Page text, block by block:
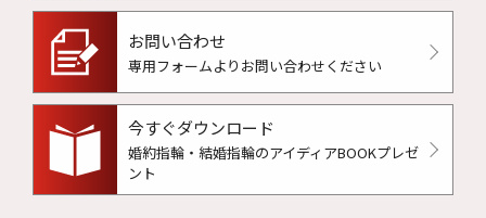
お問い合わせ
専用フォームよりお問い合わせください
今すぐダウンロード
婚約指輪・結婚指輪のアイディアBOOKプレゼ
ント